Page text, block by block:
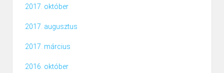
2017. október
2017. augusztus
2017. március
2016. október